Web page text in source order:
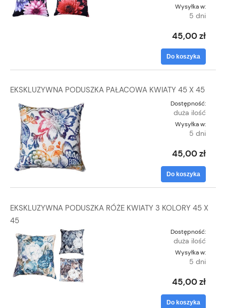
Wysyłka w:
5 dni
45,00 zł
Do koszyka
EKSKLUZYWNA PODUSZKA PAŁACOWA KWIATY 45 X 45
Dostępność:
duża ilość
Wysyłka w:
5 dni
45,00 zł
Do koszyka
EKSKLUZYWNA PODUSZKA RÓŻE KWIATY 3 KOLORY 45 X
45
Dostępność:
duża ilość
Wysyłka w:
5 dni
45,00 zł
Do koszyka